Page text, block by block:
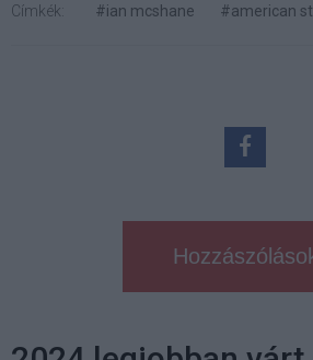
Címkék: #ian mcshane #american